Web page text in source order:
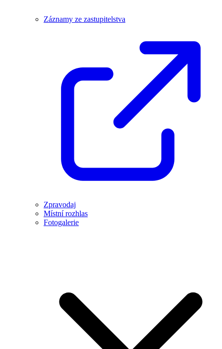
Záznamy ze zastupitelstva
Zpravodaj
Místní rozhlas
Fotogalerie